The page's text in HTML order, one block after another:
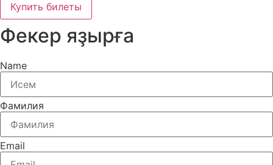
Купить билеты
Фекер яҙырға
Name
Фамилия
Email